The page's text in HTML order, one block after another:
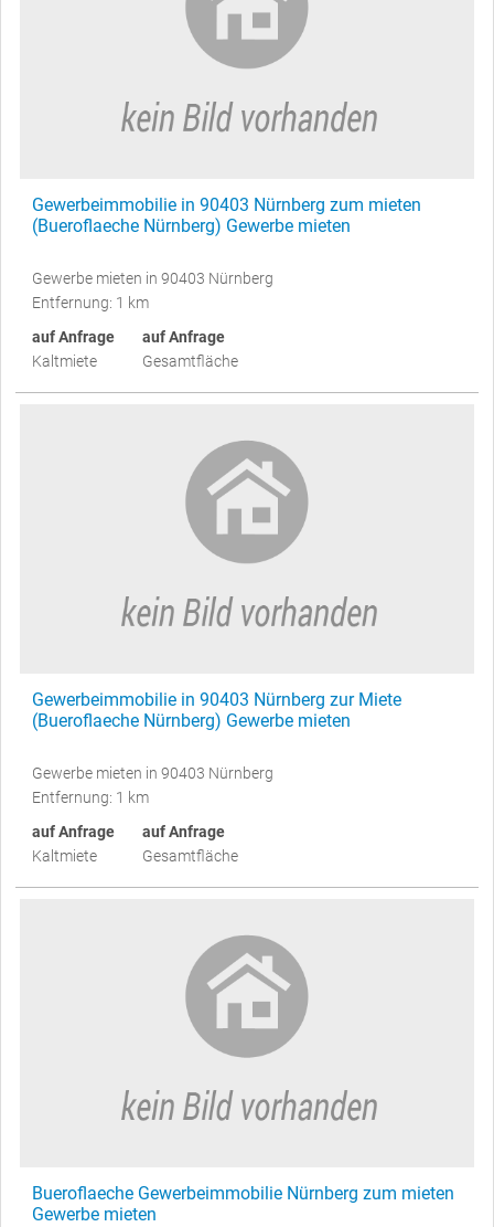
Gewerbeimmobilie in 90403 Nürnberg zum mieten
(Bueroflaeche Nürnberg) Gewerbe mieten
Gewerbe mieten in 90403 Nürnberg
Entfernung: 1 km
auf Anfrage
Kaltmiete
auf Anfrage
Gesamtfläche
Gewerbeimmobilie in 90403 Nürnberg zur Miete
(Bueroflaeche Nürnberg) Gewerbe mieten
Gewerbe mieten in 90403 Nürnberg
Entfernung: 1 km
auf Anfrage
Kaltmiete
auf Anfrage
Gesamtfläche
Bueroflaeche Gewerbeimmobilie Nürnberg zum mieten
Gewerbe mieten